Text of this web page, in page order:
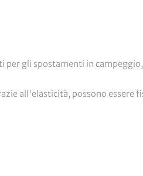
per gli spostamenti in
all'elasticità, possono essere